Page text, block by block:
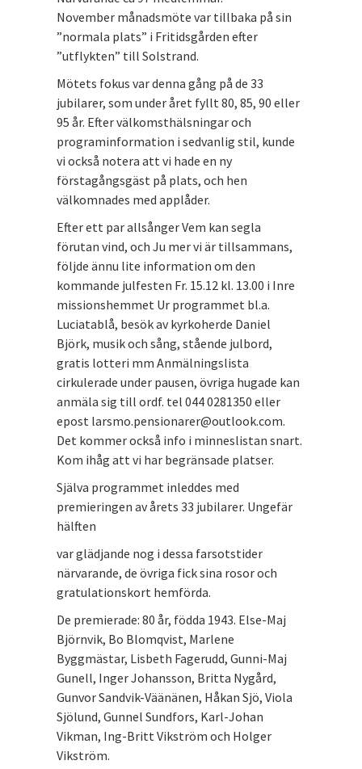
November månadsmöte var tillbaka på sin
”normala plats” i Fritidsgården efter
”utflykten” till Solstrand.
Mötets fokus var denna gång på de 33
jubilarer, som under året fyllt 80, 85, 90 eller
95 år. Efter välkomsthälsningar och
programinformation i sedvanlig stil, kunde
vi också notera att vi hade en ny
förstagångsgäst på plats, och hen
välkomnades med applåder.
Efter ett par allsånger Vem kan segla
förutan vind, och Ju mer vi är tillsammans,
följde ännu lite information om den
kommande julfesten Fr. 15.12 kl. 13.00 i Inre
missionshemmet Ur programmet bl.a.
Luciatablå, besök av kyrkoherde Daniel
Björk, musik och sång, stående julbord,
gratis lotteri mm Anmälningslista
cirkulerade under pausen, övriga hugade kan
anmäla sig till ordf. tel 044 0281350 eller
epost larsmo.pensionarer@outlook.com.
Det kommer också info i minneslistan snart.
Kom ihåg att vi har begränsade platser.
Själva programmet inleddes med
premieringen av årets 33 jubilarer. Ungefär
hälften
var glädjande nog i dessa farsotstider
närvarande, de övriga fick sina rosor och
gratulationskort hemförda.
De premierade: 80 år, födda 1943. Else-Maj
Björnvik, Bo Blomqvist, Marlene
Byggmästar, Lisbeth Fagerudd, Gunni-Maj
Gunell, Inger Johansson, Britta Nygård,
Gunvor Sandvik-Väänänen, Håkan Sjö, Viola
Sjölund, Gunnel Sundfors, Karl-Johan
Vikman, Ing-Britt Vikström och Holger
Vikström.